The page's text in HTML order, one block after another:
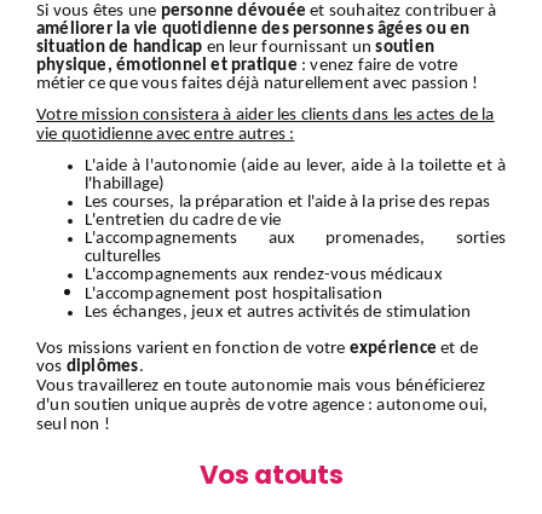
Si vous êtes une personne dévouée et souhaitez contribuer à
améliorer la vie quotidienne des personnes âgées ou en
situation de handicap en leur fournissant unsoutien
physique, émotionnel et pratique : venez faire de votre
métier ce que vous faites déjà naturellement avec passion !
Votre mission consistera à aider les clients dans les actes de la
vie quotidienne avec entre autres :
L'aide à l'autonomie (aide au lever, aide à la toilette et à
l'habillage)
Les courses, la préparation et l'aide à la prise des repas
L'entretien du cadre de vie
L'accompagnements aux promenades, sorties
culturelles
L'accompagnements aux rendez-vous médicaux
L'accompagnement post hospitalisation
Les échanges, jeux et autres activités de stimulation
Vos missions varient en fonction de votre expérience et de
vos diplômes.
Vous travaillerez en toute autonomie mais vous bénéficierez
d'un soutien unique auprès de votre agence : autonome oui,
seul non !
Vos atouts